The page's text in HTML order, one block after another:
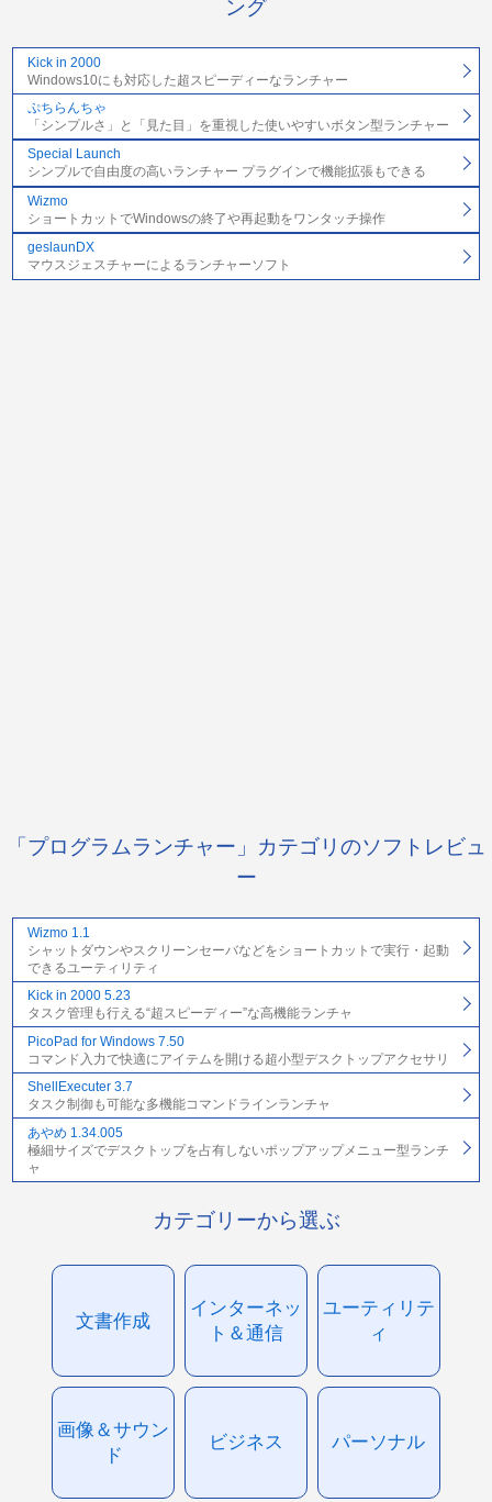
ング
Kick in 2000
Windows10にも対応した超スピーディーなランチャー
ぷちらんちゃ
「シンプルさ」と「見た目」を重視した使いやすいボタン型ランチャー
Special Launch
シンプルで自由度の高いランチャー プラグインで機能拡張もできる
Wizmo
ショートカットでWindowsの終了や再起動をワンタッチ操作
geslaunDX
マウスジェスチャーによるランチャーソフト
「プログラムランチャー」カテゴリのソフトレビュ
ー
Wizmo 1.1
シャットダウンやスクリーンセーバなどをショートカットで実行・起動
できるユーティリティ
Kick in 2000 5.23
タスク管理も行える“超スピーディー”な高機能ランチャ
PicoPad for Windows 7.50
コマンド入力で快適にアイテムを開ける超小型デスクトップアクセサリ
ShellExecuter 3.7
タスク制御も可能な多機能コマンドラインランチャ
あやめ 1.34.005
極細サイズでデスクトップを占有しないポップアップメニュー型ランチ
ャ
カテゴリーから選ぶ
文書作成
インターネッ
ト＆通信
ユーティリテ
ィ
画像＆サウン
ド
ビジネス パーソナル